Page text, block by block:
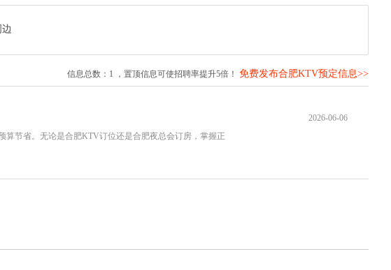
信息总数： 1 ，置顶信息可使招聘率提升5倍！ 免费发布合肥KTV预定信息>>
2026-06-06
节省。无论是合肥KTV订位还是合肥夜总会订房，掌握正